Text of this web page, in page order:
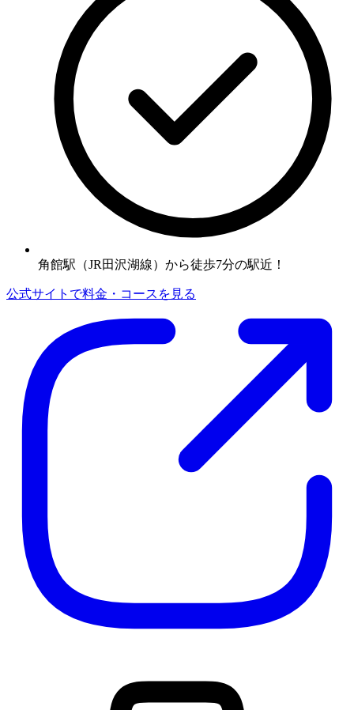
角館駅（JR田沢湖線）から徒歩7分の駅近！
公式サイトで料金・コースを見る